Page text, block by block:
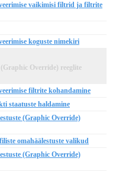
vaikimisi filtrid ja filtrite
koguste nimekiri
Override) reeglite
filtrite kohandamine
staatuste haldamine
(Graphic Override)
omahäälestuste valikud
(Graphic Override)